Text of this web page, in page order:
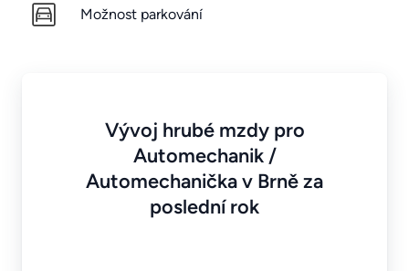
Možnost parkování
Vývoj hrubé mzdy pro
Automechanik /
Automechanička v Brně za
poslední rok